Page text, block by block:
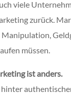
viele
zurück.
müssen.
ist anders.